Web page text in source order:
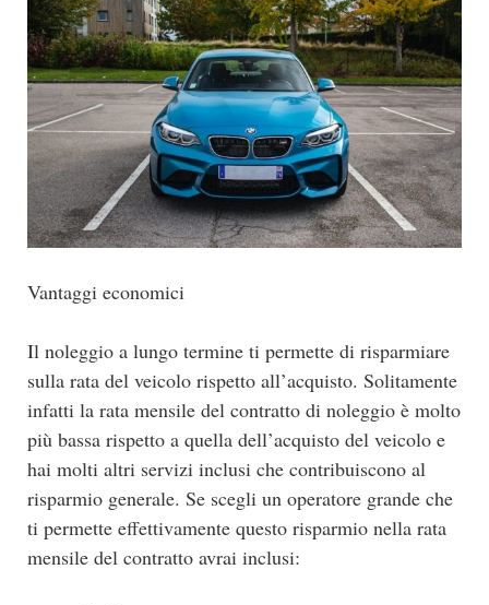
Vantaggi economici
Il noleggio a lungo termine ti permette di risparmiare
sulla rata del veicolo rispetto all’acquisto. Solitamente
infatti la rata mensile del contratto di noleggio è molto
più bassa rispetto a quella dell’acquisto del veicolo e
hai molti altri servizi inclusi che contribuiscono al
risparmio generale. Se scegli un operatore grande che
ti permette effettivamente questo risparmio nella rata
mensile del contratto avrai inclusi: